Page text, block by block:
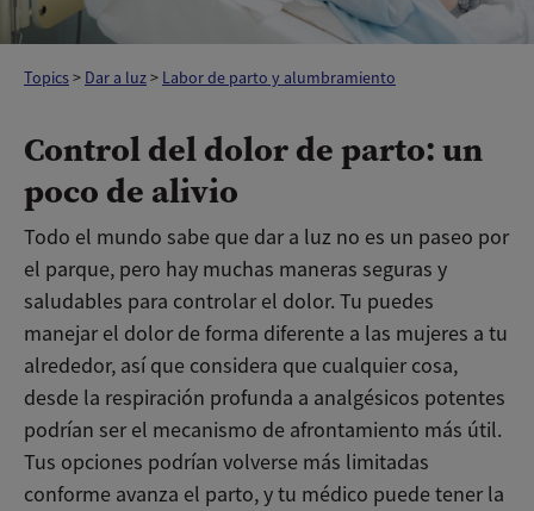
Topics> Dar a luz> Labor de parto y alumbramiento
Control del dolor de parto: un
poco de alivio
Todo el mundo sabe que dar a luz no es un paseo por
el parque, pero hay muchas maneras seguras y
saludables para controlar el dolor. Tu puedes
manejar el dolor de forma diferente a las mujeres a tu
alrededor, así que considera que cualquier cosa,
desde la respiración profunda a analgésicos potentes
podrían ser el mecanismo de afrontamiento más útil.
Tus opciones podrían volverse más limitadas
conforme avanza el parto, y tu médico puede tener la